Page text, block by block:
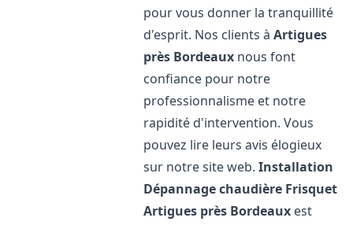
pour vous donner la tranquillité
d'esprit. Nos clients àArtigues
près Bordeaux nous font
confiance pour notre
professionnalisme et notre
rapidité d'intervention. Vous
pouvez lire leurs avis élogieux
sur notre site web.Installation
Dépannage chaudière Frisquet
Artigues près Bordeaux est